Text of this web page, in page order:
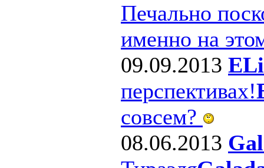
Печально
именно на
09.09.2013 ELi
перспективах!
совсем?
08.06.2013